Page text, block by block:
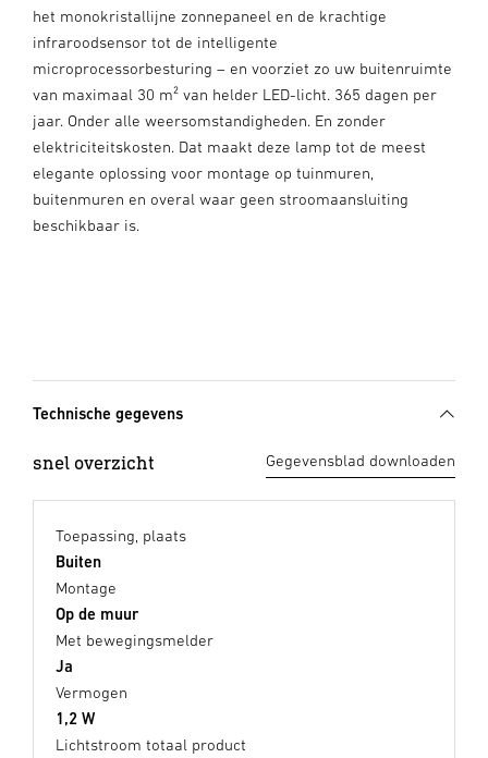
het monokristallijne zonnepaneel en de krachtige
infraroodsensor tot de intelligente
microprocessorbesturing – en voorziet zo uw buitenruimte
van maximaal 30 m² van helder LED-licht. 365 dagen per
jaar. Onder alle weersomstandigheden. En zonder
elektriciteitskosten. Dat maakt deze lamp tot de meest
elegante oplossing voor montage op tuinmuren,
buitenmuren en overal waar geen stroomaansluiting
beschikbaar is.
Technische gegevens
snel overzicht Gegevensblad downloaden
Toepassing, plaats
Buiten
Montage
Op de muur
Met bewegingsmelder
Ja
Vermogen
1,2 W
Lichtstroom totaal product